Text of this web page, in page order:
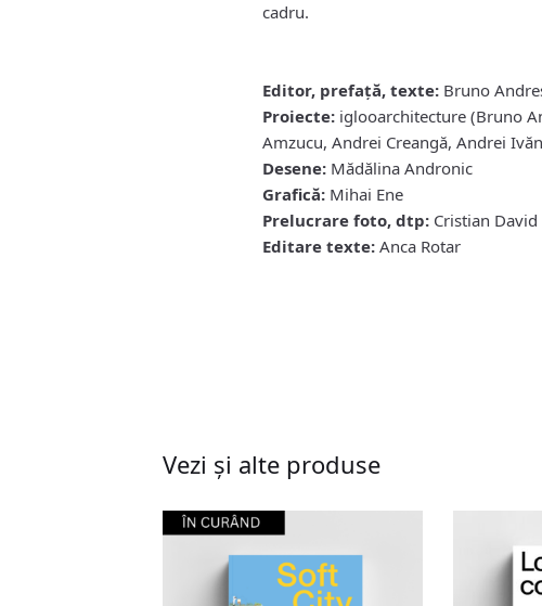
cadru.
Editor, prefaţă, texte: Bruno
Proiecte: iglooarchitecture (Bruno
Amzucu, Andrei Creangă, Andrei
Desene: Mădălina Andronic
Grafică: Mihai Ene
Prelucrare foto, dtp: Cristian David
Editare texte: Anca Rotar
Vezi și alte produse